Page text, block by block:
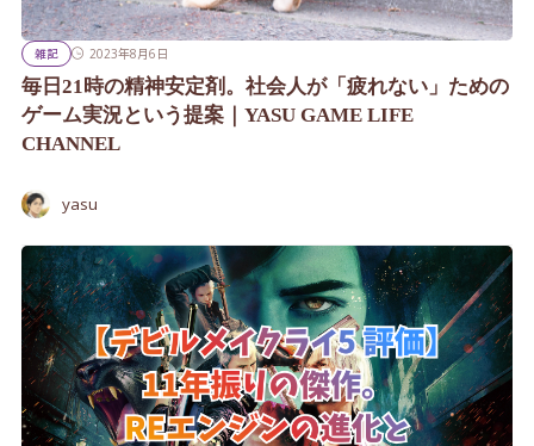
雑記 2023年8月6日
毎日21時の精神安定剤。社会人が「疲れない」ための
ゲーム実況という提案｜YASU GAME LIFE
CHANNEL
yasu